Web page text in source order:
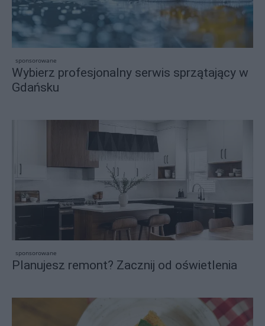
sponsorowane
Wybierz profesjonalny serwis sprzątający w
Gdańsku
sponsorowane
Planujesz remont? Zacznij od oświetlenia